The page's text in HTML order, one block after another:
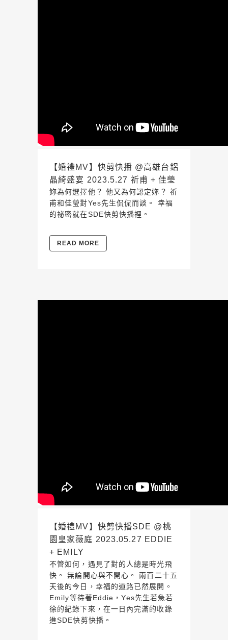
【婚禮MV】快剪快播 @高雄台鋁
晶綺盛宴 2023.5.27 祈甫 + 佳瑩
妳為何選擇他？ 他又為何認定妳？ 祈
甫和佳瑩對Yes先生侃侃而談。 幸福
的祕密就在SDE快剪快播裡。
READ MORE
【婚禮MV】快剪快播SDE @桃
園皇家薇庭 2023.05.27 EDDIE
+ EMILY
不管如何，遇見了對的人總是時光飛
快。 無論開心與不開心。 兩百二十五
天後的今日，幸福的道路已然展開。
Emily等待著Eddie，Yes先生若急若
徐的紀錄下來，在一日內完滿的收錄
進SDE快剪快播。